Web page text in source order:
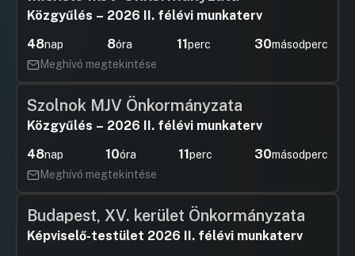
Közgyűlés – 2026 II. félévi munkaterv
48nap 8óra 11perc 29másodperc
Meghívó megtekintése
Szolnok MJV Önkormányzata
Közgyűlés – 2026 II. félévi munkaterv
48nap 10óra 11perc 29másodperc
Meghívó megtekintése
Budapest, XV. kerület Önkormányzata
Képviselő-testület 2026 II. félévi munkaterv